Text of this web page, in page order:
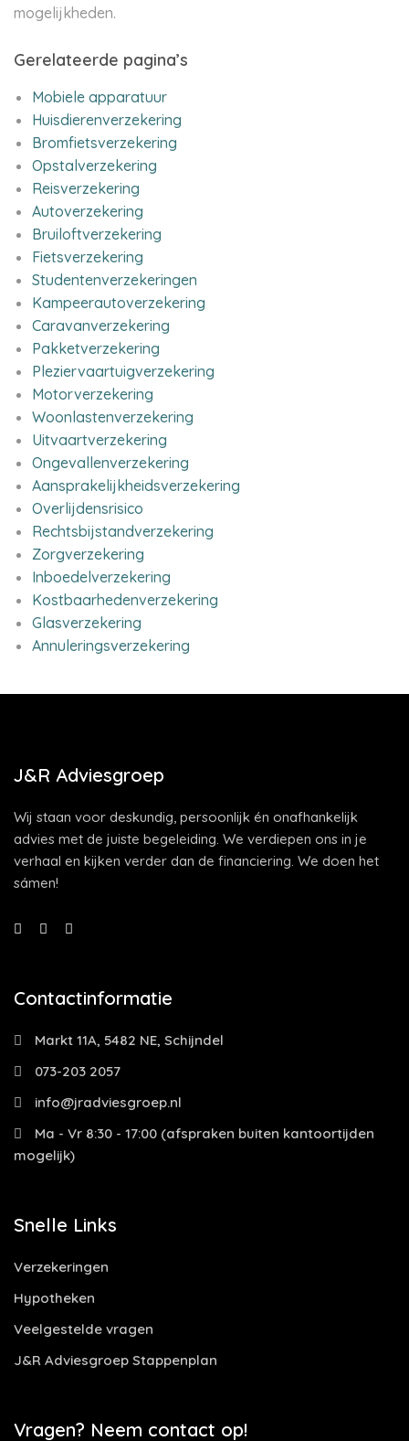
mogelijkheden.
Gerelateerde pagina’s
Mobiele apparatuur
Huisdierenverzekering
Bromfietsverzekering
Opstalverzekering
Reisverzekering
Autoverzekering
Bruiloftverzekering
Fietsverzekering
Studentenverzekeringen
Kampeerautoverzekering
Caravanverzekering
Pakketverzekering
Pleziervaartuigverzekering
Motorverzekering
Woonlastenverzekering
Uitvaartverzekering
Ongevallenverzekering
Aansprakelijkheidsverzekering
Overlijdensrisico
Rechtsbijstandverzekering
Zorgverzekering
Inboedelverzekering
Kostbaarhedenverzekering
Glasverzekering
Annuleringsverzekering
J&R Adviesgroep
Wij staan voor deskundig, persoonlijk én onafhankelijk
advies met de juiste begeleiding. We verdiepen ons in je
verhaal en kijken verder dan de financiering. We doen het
sámen!
Contactinformatie
Markt 11A, 5482 NE, Schijndel
073-203 2057
info@jradviesgroep.nl
Ma - Vr 8:30 - 17:00 (afspraken buiten kantoortijden
mogelijk)
Snelle Links
Verzekeringen
Hypotheken
Veelgestelde vragen
J&R Adviesgroep Stappenplan
Vragen? Neem contact op!